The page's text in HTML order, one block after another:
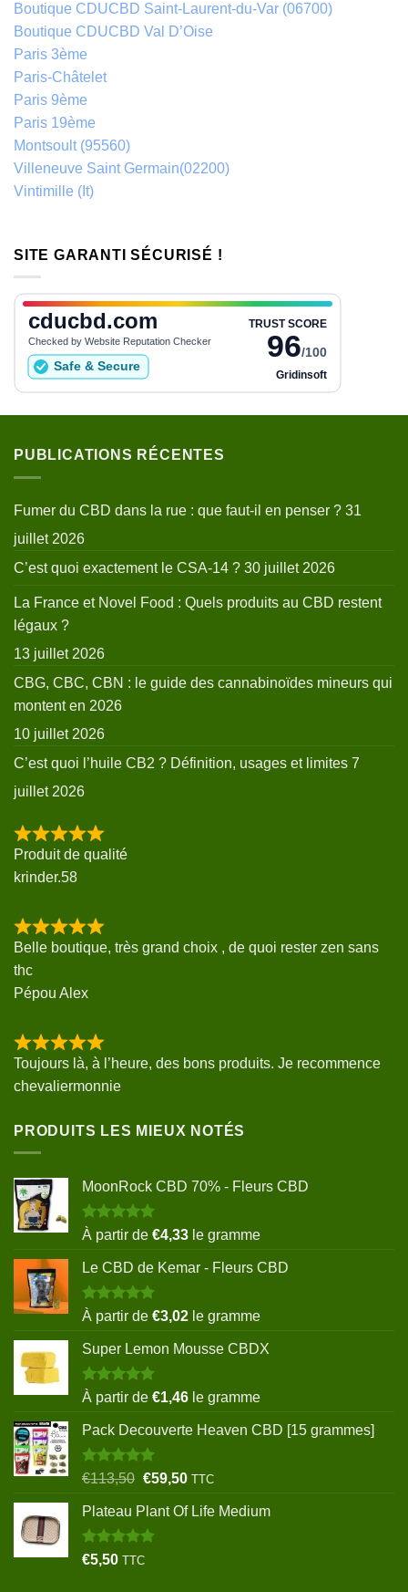
Boutique CDUCBD Saint-Laurent-du-Var (06700)
Boutique CDUCBD Val D’Oise
Paris 3ème
Paris-Châtelet
Paris 9ème
Paris 19ème
Montsoult (95560)
Villeneuve Saint Germain(02200)
Vintimille (It)
SITE GARANTI SÉCURISÉ !
PUBLICATIONS RÉCENTES
Fumer du CBD dans la rue : que faut-il en penser ? 31
juillet 2026
C’est quoi exactement le CSA-14 ? 30 juillet 2026
La France et Novel Food : Quels produits au CBD restent
légaux ?
13 juillet 2026
CBG, CBC, CBN : le guide des cannabinoïdes mineurs qui
montent en 2026
10 juillet 2026
C’est quoi l’huile CB2 ? Définition, usages et limites 7
juillet 2026
Produit de qualité
krinder.58
Belle boutique, très grand choix , de quoi rester zen sans
thc
Pépou Alex
Toujours là, à l’heure, des bons produits. Je recommence
chevaliermonnie
PRODUITS LES MIEUX NOTÉS
MoonRock CBD 70% - Fleurs CBD
Note5.00
sur 5
À partir de €4,33 le gramme
Le CBD de Kemar - Fleurs CBD
Note5.00
sur 5
À partir de €3,02 le gramme
Super Lemon Mousse CBDX
Note5.00
sur 5
À partir de €1,46 le gramme
Pack Decouverte Heaven CBD [15 grammes]
Note5.00
€113,50 Le
initial
était :
€113,50.
€59,50Le
actuel
TTC
Plateau Plant Of Life Medium
Note5.00
€5,50 TTC